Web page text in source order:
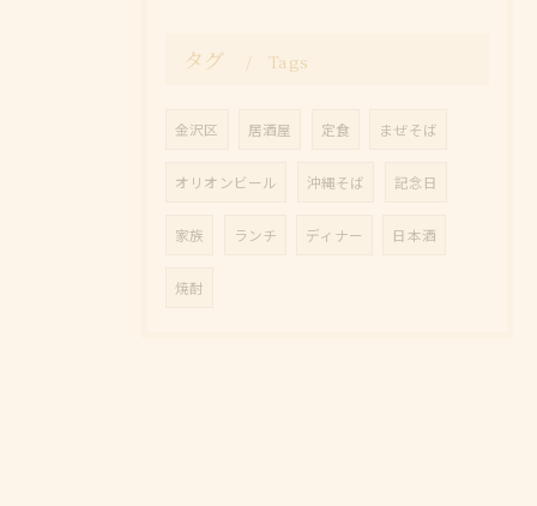
タグ Tags
金沢区 居酒屋 定食 まぜそば
オリオンビール 沖縄そば 記念日
家族 ランチ ディナー 日本酒
焼酎